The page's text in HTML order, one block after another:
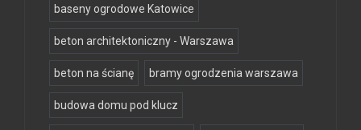
baseny ogrodowe Katowice
beton architektoniczny - Warszawa
beton na ścianę bramy ogrodzenia warszawa
budowa domu pod klucz